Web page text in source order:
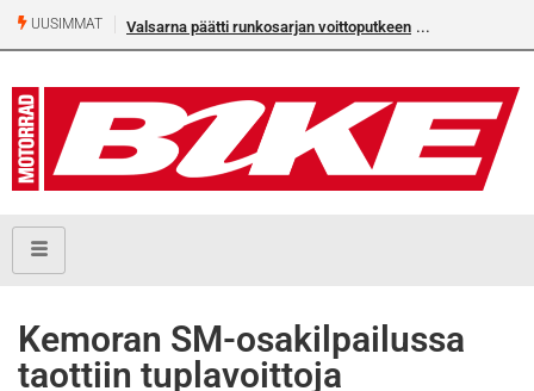
UUSIMMAT Valsarna päätti runkosarjan voittoputkeen
Kemoran SM-osakilpailussa
taottiin tuplavoittoja